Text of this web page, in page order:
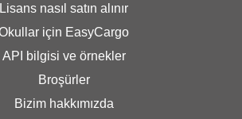
Lisans nasıl satın alınır
için EasyCargo
API bilgisi ve örnekler
Broşürler
Bizim hakkımızda